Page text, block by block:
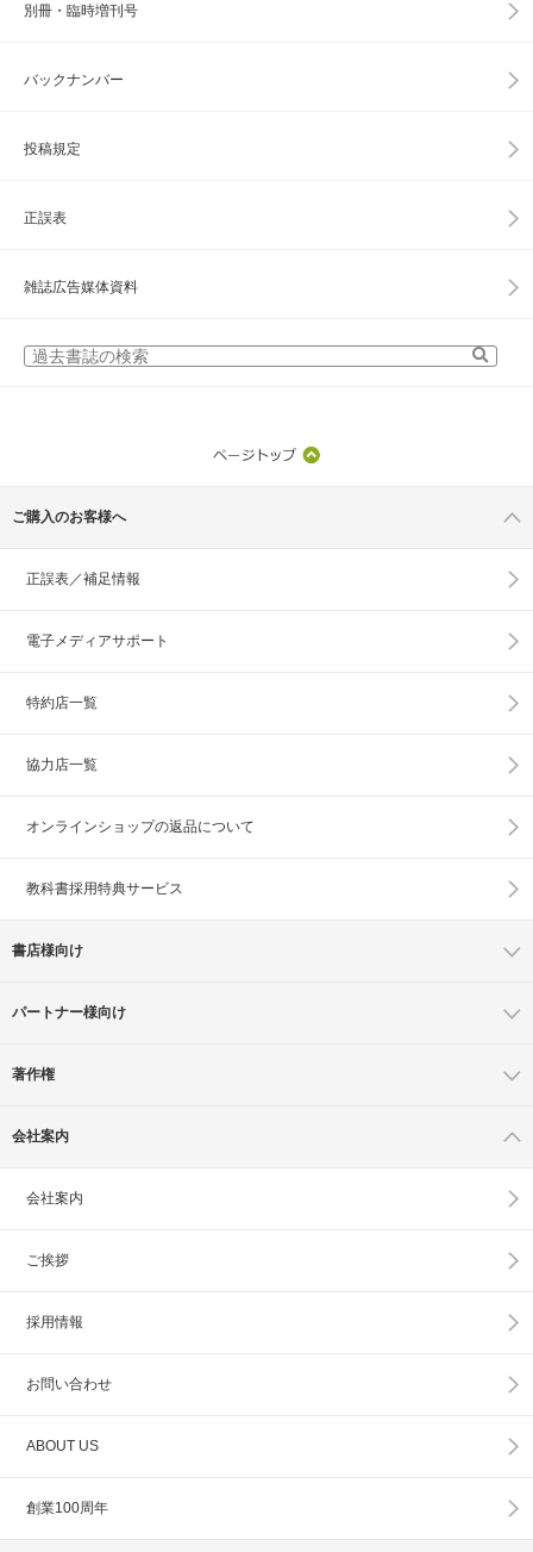
別冊・臨時増刊号
バックナンバー
投稿規定
正誤表
雑誌広告媒体資料
ご購入のお客様へ
正誤表／補足情報
電子メディアサポート
特約店一覧
協力店一覧
オンラインショップの返品について
教科書採用特典サービス
書店様向け
パートナー様向け
著作権
会社案内
会社案内
ご挨拶
採用情報
お問い合わせ
ABOUT US
創業100周年